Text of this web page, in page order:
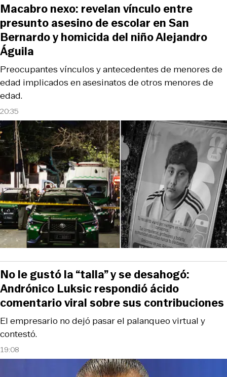
20:35
Preocupantes vínculos y antecedentes de menores de
edad implicados en asesinatos de otros menores de
edad.
Macabro nexo: revelan vínculo entre
presunto asesino de escolar en San
Bernardo y homicida del niño Alejandro
Águila
19:08
El empresario no dejó pasar el palanqueo virtual y
contestó.
No le gustó la “talla” y se desahogó:
Andrónico Luksic respondió ácido
comentario viral sobre sus contribuciones